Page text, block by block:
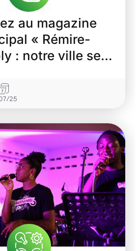
au magazine
« Rémire-
: notre ville se
25